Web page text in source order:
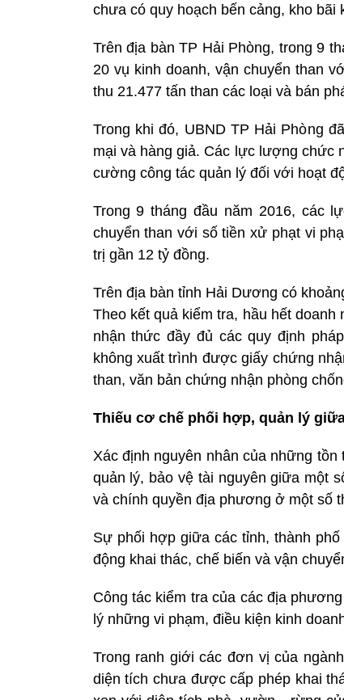
chưa có quy hoạch bến cảng, kho bãi
Trên địa bàn TP Hải Phòng, trong 9
20 vụ kinh doanh, vận chuyển than
thu 21.477 tấn than các loại và bán
Trong khi đó, UBND TP Hải Phòng
mại và hàng giả. Các lực lượng chức
cường công tác quản lý đối với hoạt
Trong 9 tháng đầu năm 2016, các
chuyển than với số tiền xử phạt vi
trị gần 12 tỷ đồng.
Trên địa bàn tỉnh Hải Dương có
Theo kết quả kiểm tra, hầu hết
nhận thức đầy đủ các quy định
không xuất trình được giấy chứng
than, văn bản chứng nhận phòng
Thiếu cơ chế phối hợp, quản lý
Xác định nguyên nhân của những
quản lý, bảo vệ tài nguyên giữa một
và chính quyền địa phương ở một số
Sự phối hợp giữa các tỉnh, thành
động khai thác, chế biến và vận
Công tác kiểm tra của các địa
lý những vi phạm, điều kiện kinh
Trong ranh giới các đơn vị của
diện tích chưa được cấp phép khai